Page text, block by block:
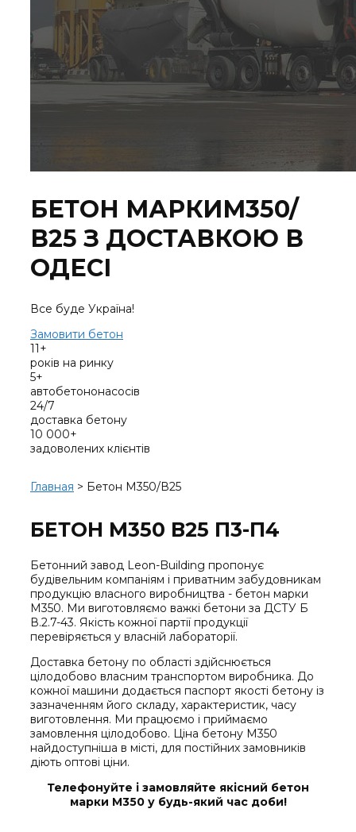
БЕТОН МАРКИМ350/
В25 З ДОСТАВКОЮ В
ОДЕСІ
Все буде Україна!
Замовити бетон
11+
років на ринку
5+
автобетононасосів
24/7
доставка бетону
10 000+
задоволених клієнтів
Главная > Бетон М350/В25
БЕТОН М350 В25 П3-П4
Бетонний завод Leon-Building пропонує
будівельним компаніям і приватним забудовникам
продукцію власного виробництва - бетон марки
М350. Ми виготовляємо важкі бетони за ДСТУ Б
В.2.7-43. Якість кожної партії продукції
перевіряється у власній лабораторії.
Доставка бетону по області здійснюється
цілодобово власним транспортом виробника. До
кожної машини додається паспорт якості бетону із
зазначенням його складу, характеристик, часу
виготовлення. Ми працюємо і приймаємо
замовлення цілодобово. Ціна бетону М350
найдоступніша в місті, для постійних замовників
діють оптові ціни.
Телефонуйте і замовляйте якісний бетон
марки М350 у будь-який час доби!